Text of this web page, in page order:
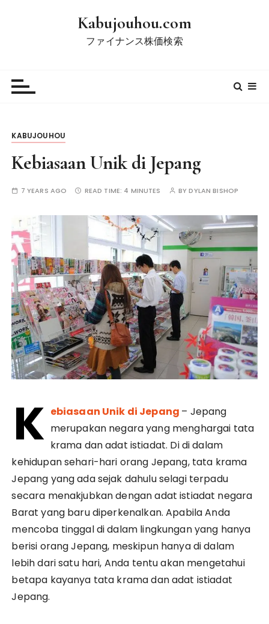
Kabujouhou.com
ファイナンス株価検索
KABUJOUHOU
Kebiasaan Unik di Jepang
7 YEARS AGO READ TIME: 4 MINUTES BYDYLAN BISHOP
K ebiasaan Unik di Jepang – Jepang
merupakan negara yang menghargai tata
krama dan adat istiadat. Di di dalam
kehidupan sehari-hari orang Jepang, tata krama
Jepang yang ada sejak dahulu selagi terpadu
secara menakjubkan dengan adat istiadat negara
Barat yang baru diperkenalkan. Apabila Anda
mencoba tinggal di dalam lingkungan yang hanya
berisi orang Jepang, meskipun hanya di dalam
lebih dari satu hari, Anda tentu akan mengetahui
betapa kayanya tata krama dan adat istiadat
Jepang.